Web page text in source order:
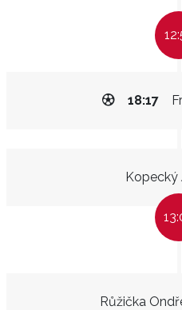
18:17
Kopecký
Růžička